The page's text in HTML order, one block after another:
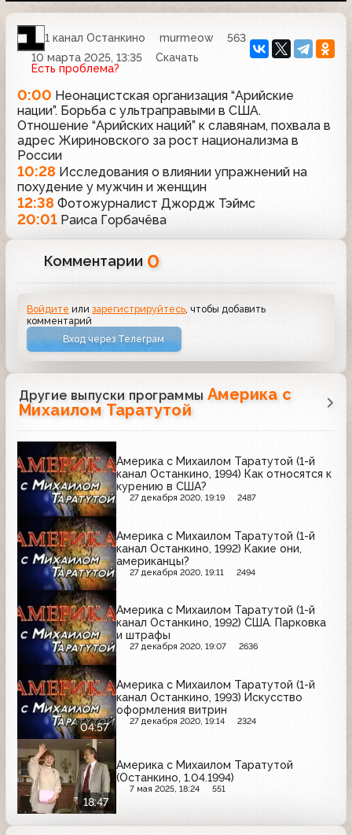
1 канал Останкино murmeow
563
10 марта 2025, 13:35
Скачать
Есть проблема?
0:00 Неонацистская организация “Арийские
нации”. Борьба с ультраправыми в США.
Отношение “Арийских наций” к славянам, похвала в
адрес Жириновского за рост национализма в
России
10:28 Исследования о влиянии упражнений на
похудение у мужчин и женщин
12:38 Фотожурналист Джордж Тэймс
20:01 Раиса Горбачёва
Комментарии 0
Войдите илизарегистрируйтесь , чтобы добавить
комментарий
Вход через Телеграм
Другие выпуски программы Америка с
Михаилом Таратутой
Америка с Михаилом Таратутой (1-й
канал Останкино, 1994) Как относятся к
курению в США?
27 декабря 2020, 19:19 2487
Америка с Михаилом Таратутой (1-й
канал Останкино, 1992) Какие они,
американцы?
27 декабря 2020, 19:11 2494
Америка с Михаилом Таратутой (1-й
канал Останкино, 1992) США. Парковка
и штрафы
27 декабря 2020, 19:07 2636
04:57
Америка с Михаилом Таратутой (1-й
канал Останкино, 1993) Искусство
оформления витрин
27 декабря 2020, 19:14 2324
18:47
Америка с Михаилом Таратутой
(Останкино, 1.04.1994)
7 мая 2025, 18:24 551